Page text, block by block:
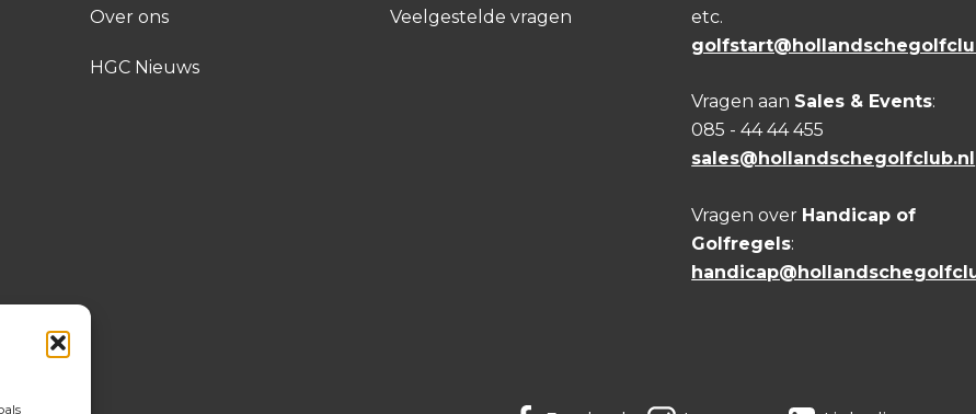
Over ons
HGC Nieuws
Veelgestelde vragen
etc.
Vragen aan Sales & Events:
085 - 44 44 455
sales@hollandschegolfclub.nl
Vragen over Handicap of
Golfregels: